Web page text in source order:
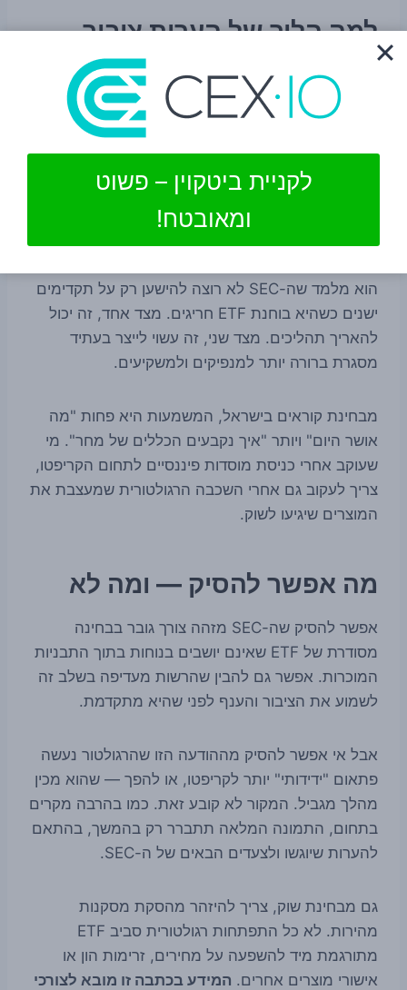
למה הליך של הערות ציבור
חשוב?
ברגולציה אמריקאית, הזמנה להערות הציבור היא לא
רק פורמליות. זהו שלב שבו הרשות פותחת את הדלת
לעיתים, תגובות כאלה משפיעות על האופן שבו הרשות
מנסחת עמדה סופית או על קצב ההתקדמות שלה.
הוא מלמד שה-SEC לא רוצה להישען רק על תקדימים
ישנים כשהיא בוחנת ETF חריגים. מצד אחד, זה יכול
להאריך תהליכים. מצד שני, זה עשוי לייצר בעתיד
מסגרת ברורה יותר למנפיקים ולמשקיעים.
מבחינת קוראים בישראל, המשמעות היא פחות "מה
אושר היום" ויותר "איך נקבעים הכללים של מחר". מי
שעוקב אחרי כניסת מוסדות פיננסיים לתחום הקריפטו,
צריך לעקוב גם אחרי השכבה הרגולטורית שמעצבת את
המוצרים שיגיעו לשוק.
מה אפשר להסיק — ומה לא
אפשר להסיק שה-SEC מזהה צורך גובר בבחינה
מסודרת של ETF שאינם יושבים בנוחות בתוך התבניות
המוכרות. אפשר גם להבין שהרשות מעדיפה בשלב זה
לשמוע את הציבור והענף לפני שהיא מתקדמת.
אבל אי אפשר להסיק מההודעה הזו שהרגולטור נעשה
פתאום "ידידותי" יותר לקריפטו, או להפך — שהוא מכין
מהלך מגביל. המקור לא קובע זאת. כמו בהרבה מקרים
בתחום, התמונה המלאה תתברר רק בהמשך, בהתאם
להערות שיוגשו ולצעדים הבאים של ה-SEC.
גם מבחינת שוק, צריך להיזהר מהסקת מסקנות
מהירות. לא כל התפתחות רגולטורית סביב ETF
מתורגמת מיד להשפעה על מחירים, זרימות הון או
אישורי מוצרים אחרים. המידע בכתבה זו מובא לצורכי
לקניית ביטקוין – פשוט
ומאובטח!